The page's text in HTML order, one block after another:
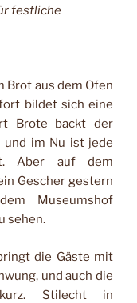
festliche
Brot aus dem Ofen
bildet sich eine
Brote backt der
und im Nu ist jede
Aber auf dem
Gescher gestern
Museumshof
sehen.
die Gäste mit
und auch die
Stilecht in